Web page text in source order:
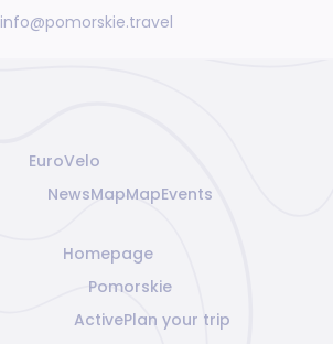
info@pomorskie.travel
EuroVelo
NewsMapMapEvents
Homepage
Pomorskie
ActivePlan your trip